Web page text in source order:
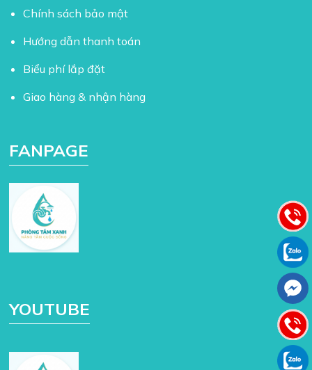
Chính sách bảo mật
Hướng dẫn thanh toán
Biểu phí lắp đặt
Giao hàng & nhận hàng
FANPAGE
YOUTUBE